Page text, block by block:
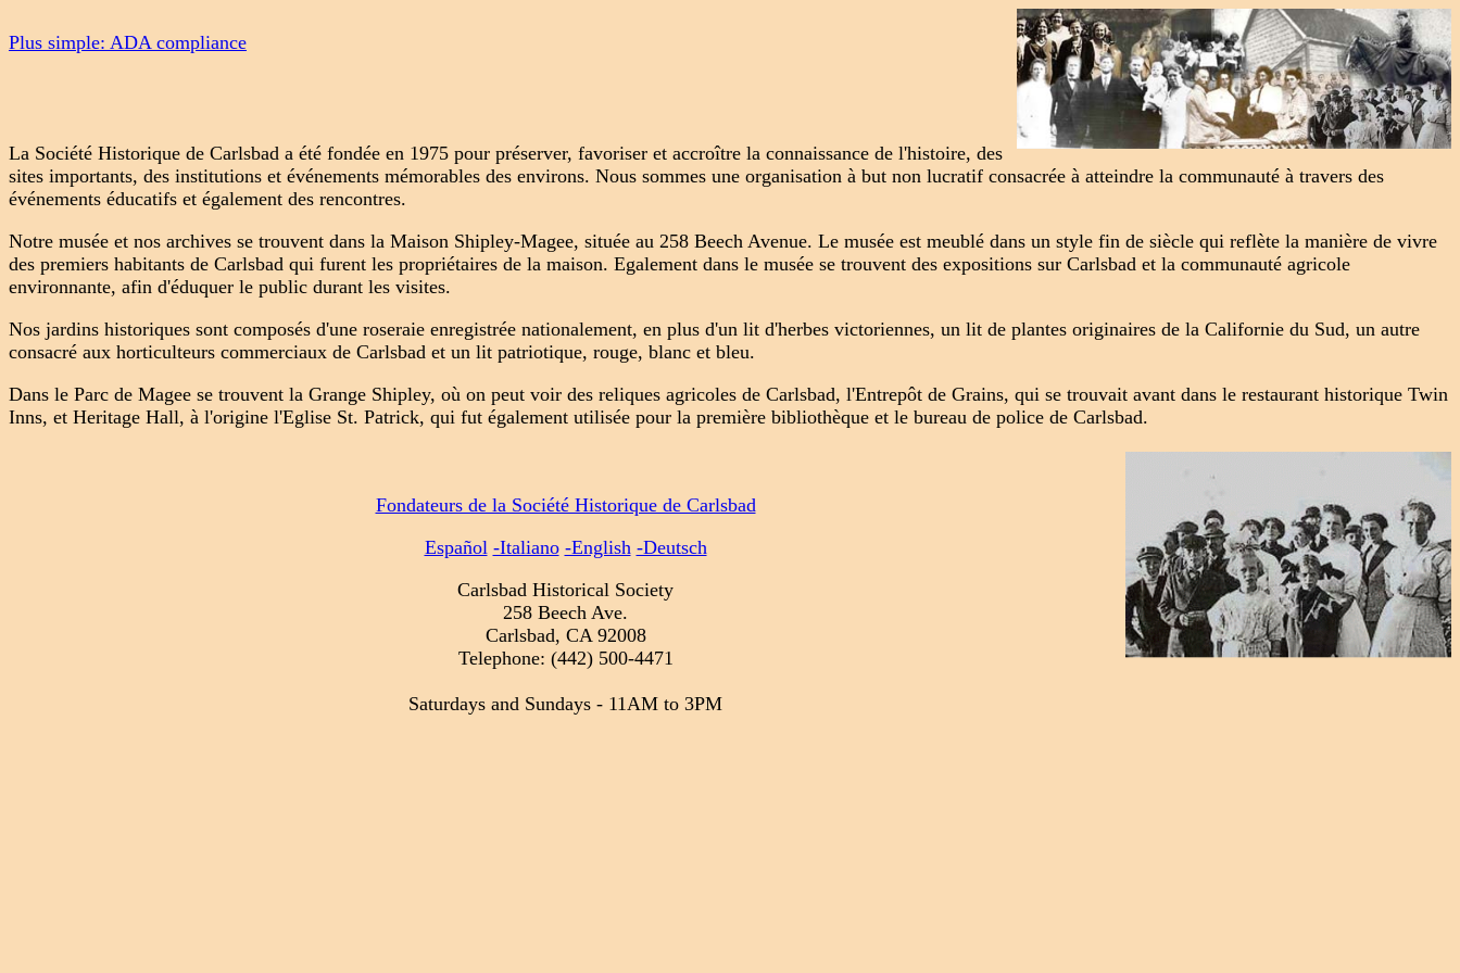
Plus simple: ADA compliance
La Société Historique de Carlsbad a été fondée en 1975 pour préserver, favoriser et accroître la connaissance de l'histoire, des
sites importants, des institutions et événements mémorables des environs. Nous sommes une organisation à but non lucratif consacrée à atteindre la communauté à travers des
événements éducatifs et également des rencontres.
Notre musée et nos archives se trouvent dans la Maison Shipley-Magee, située au 258 Beech Avenue. Le musée est meublé dans un style fin de siècle qui reflète la manière de vivre
des premiers habitants de Carlsbad qui furent les propriétaires de la maison. Egalement dans le musée se trouvent des expositions sur Carlsbad et la communauté agricole
environnante, afin d'éduquer le public durant les visites.
Nos jardins historiques sont composés d'une roseraie enregistrée nationalement, en plus d'un lit d'herbes victoriennes, un lit de plantes originaires de la Californie du Sud, un autre
consacré aux horticulteurs commerciaux de Carlsbad et un lit patriotique, rouge, blanc et bleu.
Dans le Parc de Magee se trouvent la Grange Shipley, où on peut voir des reliques agricoles de Carlsbad, l'Entrepôt de Grains, qui se trouvait avant dans le restaurant historique Twin
Inns, et Heritage Hall, à l'origine l'Eglise St. Patrick, qui fut également utilisée pour la première bibliothèque et le bureau de police de Carlsbad.
Fondateurs de la Société Historique de Carlsbad
Español -Italiano -English -Deutsch
Carlsbad Historical Society
258 Beech Ave.
Carlsbad, CA 92008
Telephone: (442) 500-4471
Saturdays and Sundays - 11AM to 3PM